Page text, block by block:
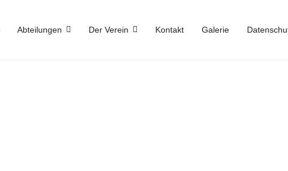
Abteilungen Der Verein Kontakt Galerie